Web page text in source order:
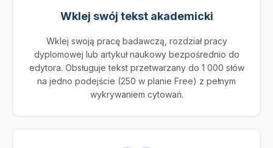
Wklej swój tekst akademicki
Wklej swoją pracę badawczą, rozdział pracy
dyplomowej lub artykuł naukowy bezpośrednio do
edytora. Obsługuje tekst przetwarzany do 1 000 słów
na jedno podejście (250 w planie Free) z pełnym
wykrywaniem cytowań.